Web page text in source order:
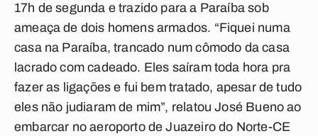
17h de segunda e trazido para a Paraíba sob
ameaça de dois homens armados. “Fiquei numa
casa na Paraíba, trancado num cômodo da casa
lacrado com cadeado. Eles saíram toda hora pra
fazer as ligações e fui bem tratado, apesar de tudo
eles não judiaram de mim”, relatou José Bueno ao
embarcar no aeroporto de Juazeiro do Norte-CE